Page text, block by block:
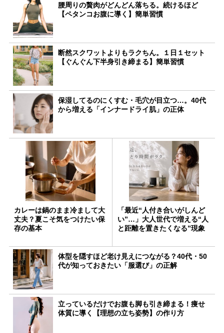
腰周りの贅肉がどんどん落ちる。続けるほど
【ペタンコお腹に導く】簡単習慣
断然スクワットよりもラクちん。１日１セット
【ぐんぐん下半身引き締まる】簡単習慣
保湿してるのにくすむ・毛穴が目立つ…。40代
から増える「インナードライ肌」の正体
カレーは鍋のまま冷まして大
丈夫？夏こそ気をつけたい保
存の基本
「最近“人付き合いがしんど
い”…」大人世代で増える“人
と距離を置きたくなる”現象
体型を隠すほど老け見えにつながる？40代・50
代が知っておきたい「服選び」の正解
立っているだけでお腹も脚も引き締まる！痩せ
体質に導く【理想の立ち姿勢】の作り方